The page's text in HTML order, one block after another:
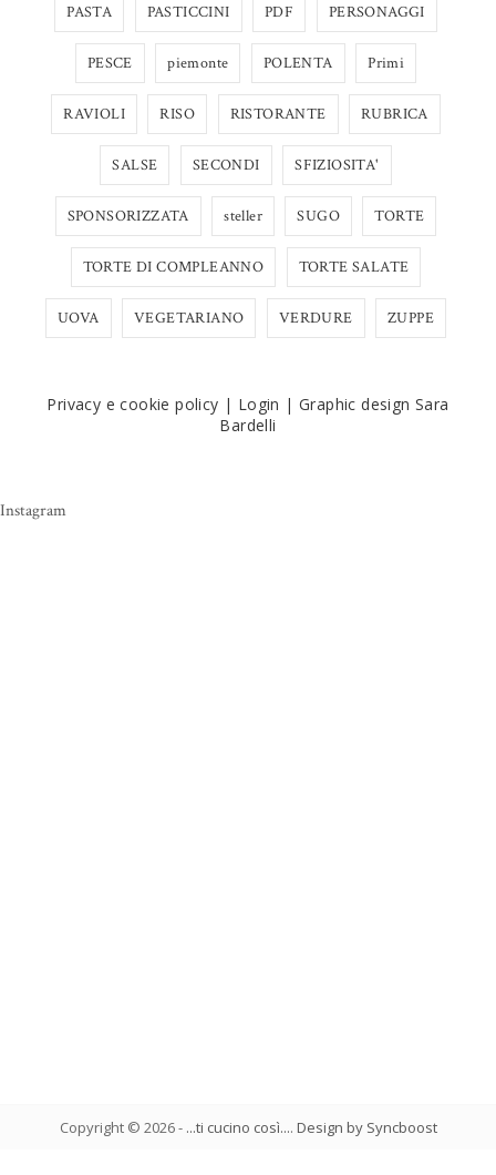
PASTA PASTICCINI PDF PERSONAGGI
PESCE piemonte POLENTA Primi
RAVIOLI RISO RISTORANTE RUBRICA
SALSE SECONDI SFIZIOSITA'
SPONSORIZZATA steller SUGO TORTE
TORTE DI COMPLEANNO TORTE SALATE
UOVA VEGETARIANO VERDURE ZUPPE
Privacy e cookie policy | Login | Graphic design Sara
Bardelli
Instagram
Copyright © 2026- ...ti cucino così.... Design by Syncboost